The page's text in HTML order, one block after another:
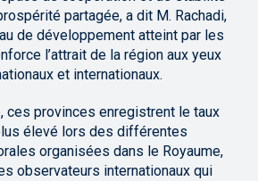
partagée, a dit M. Rachadi,
de développement atteint par les
l’attrait de la région aux yeux
et internationaux.
ces provinces enregistrent le taux
élevé lors des différentes
organisées dans le Royaume,
observateurs internationaux qui